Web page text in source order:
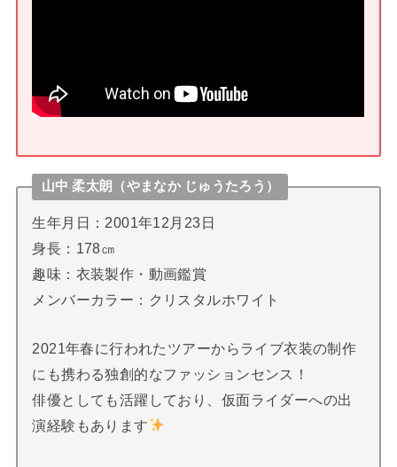
山中 柔太朗（やまなか じゅうたろう）
生年月日：2001年12月23日
身長：178㎝
趣味：衣装製作・動画鑑賞
メンバーカラー：クリスタルホワイト
2021年春に行われたツアーからライブ衣装の制作
にも携わる独創的なファッションセンス！
俳優としても活躍しており、仮面ライダーへの出
演経験もあります